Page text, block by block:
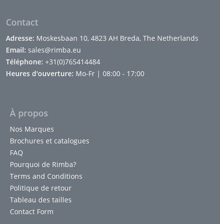
Contact
Adresse: Moskesbaan 10, 4823 AH Breda, The Netherlands
Email: sales@rimba.eu
Téléphone: +31(0)765414484
Heures d'ouverture: Mo-Fr | 08:00 - 17:00
À propos
Nos Marques
Brochures et catalogues
FAQ
Pourquoi de Rimba?
Terms and Conditions
Politique de retour
Tableau des tailles
Contact Form